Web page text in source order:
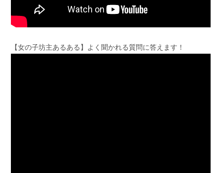
【女の子坊主あるある】よく聞かれる質問に答えます！